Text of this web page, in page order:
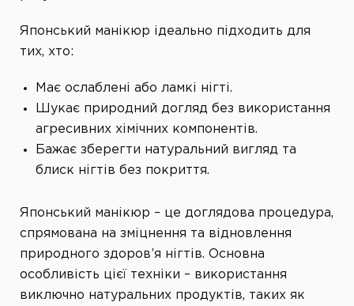
Японський манікюр ідеально підходить для
тих, хто:
Має ослаблені або ламкі нігті.
Шукає природний догляд без використання
агресивних хімічних компонентів.
Бажає зберегти натуральний вигляд та
блиск нігтів без покриття.
Японський манікюр – це доглядова процедура,
спрямована на зміцнення та відновлення
природного здоров’я нігтів. Основна
особливість цієї техніки – використання
виключно натуральних продуктів, таких як